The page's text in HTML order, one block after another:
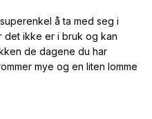
å ta med seg i
det ikke er i bruk og kan
de dagene du har
mye og en liten lomme